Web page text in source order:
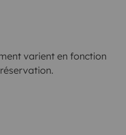
varient en fonction